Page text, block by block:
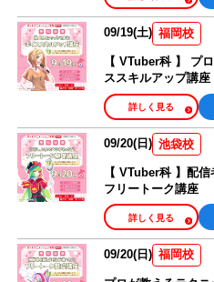
09/19(土) 福岡校
【 VTuber科 】 プ
ススキルアップ講座
詳しく見る
09/20(日) 池袋校
【 VTuber科 】配
フリートーク講座
詳しく見る
09/20(日) 福岡校